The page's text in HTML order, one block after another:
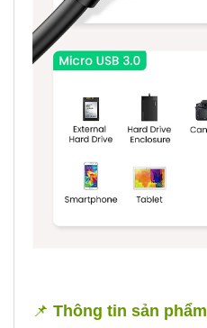
📌 Thông tin sản phẩm